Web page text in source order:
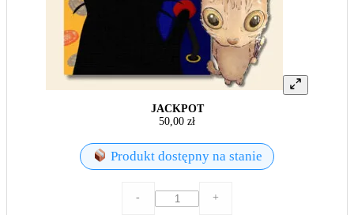
JACKPOT
50,00 zł
Produkt dostępny na stanie
-
ilość
JACKPOT
+